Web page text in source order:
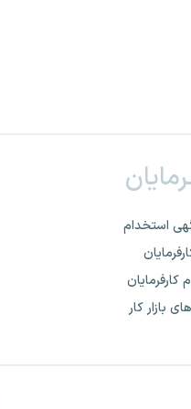
استخدام
کارفرمایان
بازار کار